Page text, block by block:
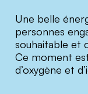
Une belle
personnes
souhaitable et
Ce moment
d’oxygène et